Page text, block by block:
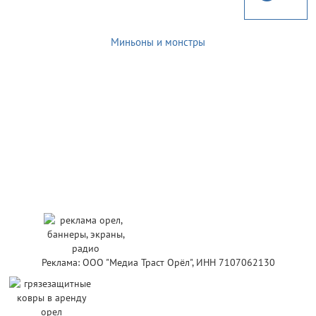
Миньоны и монстры
Реклама: ООО "Медиа Траст Орёл", ИНН 7107062130